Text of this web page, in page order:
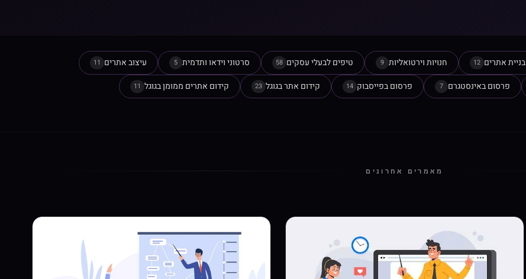
בניית אתרים 12 חנויות וירטואליות 9 טיפים לבעלי עסקים 58 סרטוני וידאו ותדמית 5 עיצוב אתרים 11
פרסום באינסטגרם 7 פרסום בפייסבוק 14 קידום אתר בגוגל 23 קידום אתרים ממומן בגוגל 11
מאמרים אחרונים